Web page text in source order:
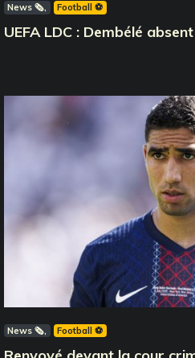
News 🗞️ Football ⚽️
UEFA LDC : Dembélé
News 🗞️ Football ⚽️